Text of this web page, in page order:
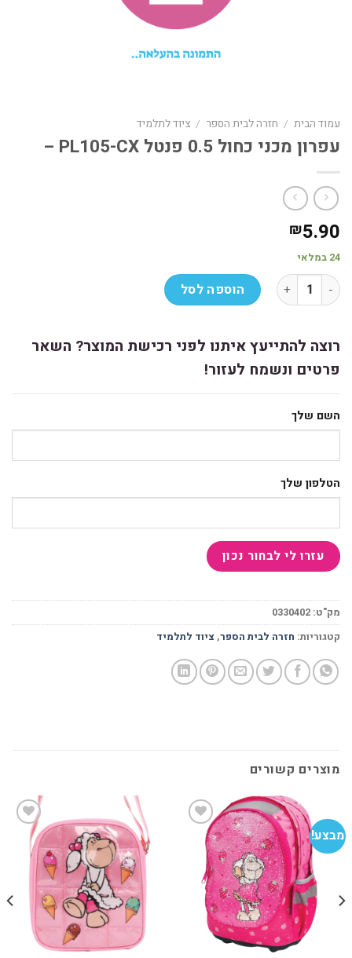
עמוד הבית / חזרה לבית הספר / ציוד לתלמיד
עפרון מכני כחול 0.5 פנטל PL105-CX –
₪5.90
24 במלאי
כמות של עפרון מכני כחול 0.5 פנטל PL105-CX -הוספה לסל
רוצה להתייעץ איתנו לפני רכישת המוצר? השאר
פרטים ונשמח לעזור!
השם שלך
הטלפון שלך
מק"ט:0330402
קטגוריות:חזרה לבית הספר,ציוד לתלמיד
מוצרים קשורים
מבצע!
הוסף
למועדפים
למועדפים